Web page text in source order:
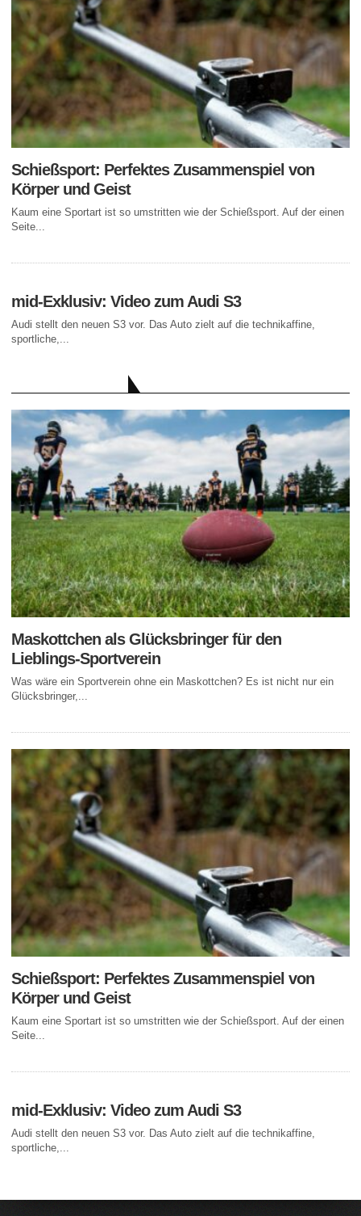
Schießsport: Perfektes Zusammenspiel von
Körper und Geist
Kaum eine Sportart ist so umstritten wie der Schießsport. Auf der einen
Seite...
mid-Exklusiv: Video zum Audi S3
Audi stellt den neuen S3 vor. Das Auto zielt auf die technikaffine,
sportliche,...
Maskottchen als Glücksbringer für den
Lieblings-Sportverein
Was wäre ein Sportverein ohne ein Maskottchen? Es ist nicht nur ein
Glücksbringer,...
Schießsport: Perfektes Zusammenspiel von
Körper und Geist
Kaum eine Sportart ist so umstritten wie der Schießsport. Auf der einen
Seite...
mid-Exklusiv: Video zum Audi S3
Audi stellt den neuen S3 vor. Das Auto zielt auf die technikaffine,
sportliche,...